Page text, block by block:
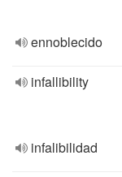
ennoblecido
infallibility
infalibilidad